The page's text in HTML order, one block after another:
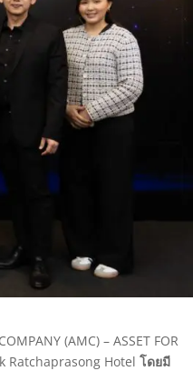
(AMC) – ASSET FOR
Ratchaprasong Hotel โดยมี